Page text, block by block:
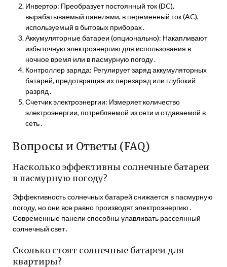
Инвертор: Преобразует постоянный ток (DC),
вырабатываемый панелями, в переменный ток (AC),
используемый в бытовых приборах․
Аккумуляторные батареи (опционально): Накапливают
избыточную электроэнергию для использования в
ночное время или в пасмурную погоду․
Контроллер заряда: Регулирует заряд аккумуляторных
батарей, предотвращая их перезаряд или глубокий
разряд․
Счетчик электроэнергии: Измеряет количество
электроэнергии, потребляемой из сети и отдаваемой в
сеть․
Вопросы и Ответы (FAQ)
Насколько эффективны солнечные батареи
в пасмурную погоду?
Эффективность солнечных батарей снижается в пасмурную
погоду, но они все равно производят электроэнергию․
Современные панели способны улавливать рассеянный
солнечный свет․
Сколько стоят солнечные батареи для
квартиры?